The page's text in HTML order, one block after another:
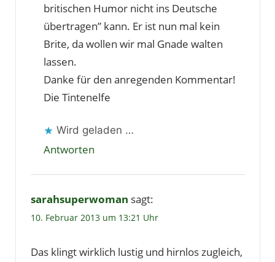
britischen Humor nicht ins Deutsche
übertragen” kann. Er ist nun mal kein
Brite, da wollen wir mal Gnade walten
lassen.
Danke für den anregenden Kommentar!
Die Tintenelfe
Wird geladen …
Antworten
sarahsuperwoman sagt:
10. Februar 2013 um 13:21 Uhr
Das klingt wirklich lustig und hirnlos zugleich,